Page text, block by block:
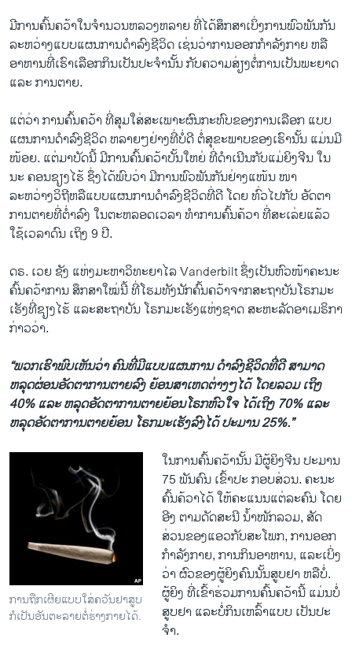
ມີການ​ຄົ້ນຄວ້າໃນ​ຈໍານວນ​ຫລວງຫລາຍ ​ທີ່ໄດ້ສຶກສາເບິ່ງ​ການ​ພົວພັນ​ກັນ
ລະຫວ່າງແບບ​ແຜນການ​ດຳລົງ​ຊີວິດ ​ເຊ່ນ​ວ່າການອອກກໍາລັງກາຍ ຫລື
ອາຫານທີ່​ເຮົາ​ເລືອກ​ກິນ​ເປັນ​ປະ​ຈໍາ​ນັ້ນ ​ກັບຄວາມ​ສ່ຽງຕໍ່ການ​ເປັນ​ພະຍາດ ​
ແລະ ການ​ຕາຍ.
ແຕ່​ວ່າ​ ການຄົ້ນຄວ້າ ທີ່ສຸມ​ໃສ່​ສະ​ເພາະ​ຜົນ​ກະທົບຂອງ​ການ​ເລືອກ ແບບ​
ແຜນ​ການດຳລົງ​ຊີວິດ ຫລາຍໆ​ຢ່າງທີ່​ບໍ່ດີ ຕໍ່ສຸຂະພາບ​ຂອງເຮົານັ້ນ ​ແມ່ນ​ມີ
ໜ້ອຍ. ແຕ່ມາ​ບັດນີ້ ມີການຄົ້ນຄວ້າ​ບັ້ນ​ໃຫຍ່ ທີ່ດຳ​ເນີນ​ກັບ​ແມ່ຍິງ​ຈີນ ​ໃນ​
ນະ ຄອນຊຽງ​ໄຮ້ ຊຶ່ງ​ໄດ້​ພົບ​ວ່າ ມີການ​ພົວພັນ​ກັນຢ່າງ​ແໜ້ນ ໜາ
ລະຫວ່າງວິຖີ​ຫລືແບບ​ແຜນການ​ດໍາລົງ​ຊີ​ວິ​ດທີ່​ດີ​ ໂດຍ​ ທົ່ວ​ໄປ​ກັບ ອັດຕາ​
ການ​ຕາຍ​ທີ່​ຕໍ່າລົງ ໃນຕະຫລອດ​ເວລາ ທໍາການ​ຄົ້ນຄ້ວາ ທີ່ສະ​ເລ່ຍ​ແລ້ວ
ໃຊ້​ເວລາ​ດົນ ​ເຖິງ 9 ປີ.
ດຣ. ​ເວ​ຍ ຊັງ ​ແຫ່ງ​ມະຫາວິທະຍາ​ໄລ Vanderbilt ຊຶ່ງເປັນ​ຫົວໜ້າຄະນະ
ຄົ້ນຄວ້າ​ການ ​ສຶກສາ​ໃໝ່ນີ້​ ທີ່​ໂຮມ​ທັງນັກຄົ້ນຄວ້າຈາກສະ​ຖາ​ບັນໂຣກມະ​
ເຮັງທີ່​ຊຽງ​ໄຮ້ ​ແລະສະ​ຖາ​ບັນ ໂຣກມະ​ເຮັງ​ແຫ່ງ​ຊາດ ​ສະຫະລັດອາ​ເມຣິກາ
ກ່າວ​ວ່າ.
“ພວກເຮົາພົບ​ເຫັນ​ວ່າ ຄົນ​ທີ່​ມີແບບ​ແຜນ​ການ ດຳລົງ​ຊີ​ວິ​ດທີ່​ດີ ສາມາດ​
ຫລຸດຜ່ອນ​ອັດຕາການຕາຍລົງ ຍ້ອນ​ສາ​ເຫດ​ຕ່າງ​ໆໄດ້ ໂດຍ​ລວມ ​ເຖິງ
40% ​ແລະ ຫລຸດ​ອັດຕາການ​ຕາຍຍ້ອນ​ໂຣກຫົວ​ໃຈ ໄດ້​ເຖິງ 70% ແລະ
ຫລຸດ​ອັດຕາການ​ຕາຍຍ້ອນ ໂຣກມະ​ເຮັງລົງໄດ້ ປະມານ 25%.”
ການຖືກເຜີຍແບບໃສ່ຄວັນຢາສູບ
ກໍເປັນອັນຕະລາຍຕໍ່ຮ່າງກາຍໄດ້.
ໃນການຄົ້ນຄວ້ານັ້ນ ມີຜູ້ຍິງ​ຈີນ ປະມານ
75 ພັນ​ຄົນ ​ເຂົ້າ​ປະ ກອບສ່ວນ. ຄະນະ​
ຄົ້ນ​ຄ້ວາ​ໄດ້​ ໃຫ້​ຄະແນນແຕ່​ລະ​ຄົນ ​ໂດຍ​
ອີງ​ ຕາມດັດ​ສະ​ນີ ນໍ້າໜັກ​ລວມ, ສັດ
ສ່ວນ​ຂອງ​ແອວກັບ​ສະ​ໂພ​ກ, ການ​ອອກ
ກຳລັງ​ກາຍ, ການ​ກິນ​ອາຫານ, ​ແລະເບິ່ງ​
ວ່າ ຜົວ​ຂອງ​ຜູ້ຍິງ​ຄົນ​ນັ້ນສູບຢາ ​ຫລືບໍ່.
ຜູ້ຍິງ ທີ່​ເຂົ້າຮ່ວມການຄົ້ນຄວ້າ​ນີ້ ​ແມ່ນ​ບໍ່
ສູບຢາ ​ແລະບໍ່ກິນ​ເຫລົ້າ​ແບບ ​ເປັນ​ປະ​
ຈໍາ.